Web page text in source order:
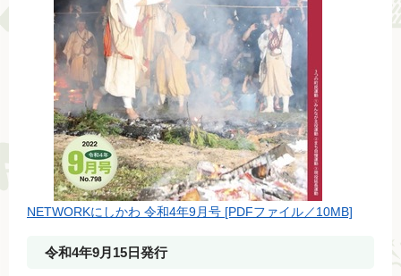
NETWORKにしかわ 令和4年9月号 [PDFファイル／10MB]
令和4年9月15日発行